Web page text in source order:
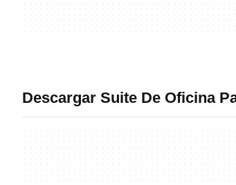
Descargar Suite De Oficina